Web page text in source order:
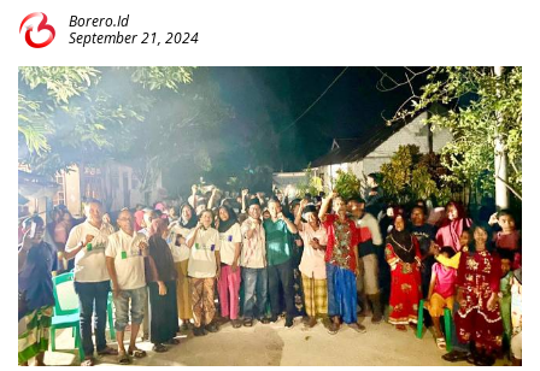
Borero.id
September 21, 2024